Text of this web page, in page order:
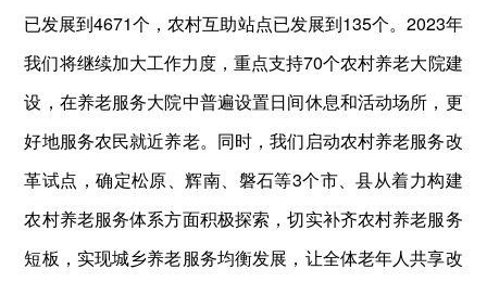
已发展到4671个，农村互助站点已发展到135个。2023年
我们将继续加大工作力度，重点支持70个农村养老大院建
设，在养老服务大院中普遍设置日间休息和活动场所，更
好地服务农民就近养老。同时，我们启动农村养老服务改
革试点，确定松原、辉南、磐石等3个市、县从着力构建
农村养老服务体系方面积极探索，切实补齐农村养老服务
短板，实现城乡养老服务均衡发展，让全体老年人共享改